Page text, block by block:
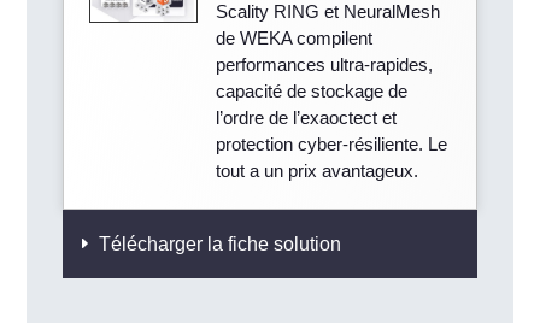
Scality RING et NeuralMesh
de WEKA compilent
performances ultra-rapides,
capacité de stockage de
l’ordre de l’exaoctect et
protection cyber-résiliente. Le
tout a un prix avantageux.
Télécharger la fiche solution